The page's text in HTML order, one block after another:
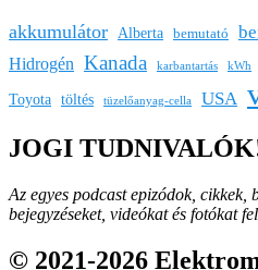
akkumulátor Alberta bemutató
Hidrogén Kanada karbantartás kWh
Toyota töltés tüzelőanyag-cella USA
JOGI
Az egyes podcast epizódok, cikkek,
bejegyzéseket, videókat és fotókat
© 2021-2026